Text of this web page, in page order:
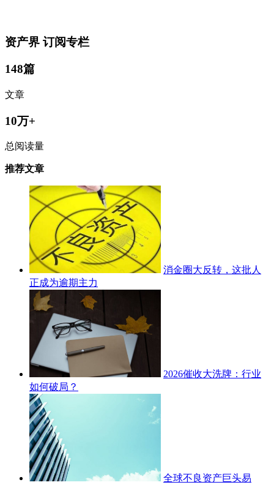
资产界 订阅专栏
148篇
文章
10万+
总阅读量
推荐文章
消金圈大反转，这批人
正成为逾期主力
2026催收大洗牌：行业
如何破局？
全球不良资产巨头易